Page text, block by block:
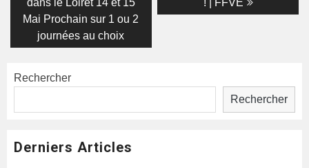
l’article
dans le Loiret 14 et 15
Mai Prochain sur 1 ou 2
journées au choix
! | FFVE
Rechercher
Rechercher
Derniers Articles